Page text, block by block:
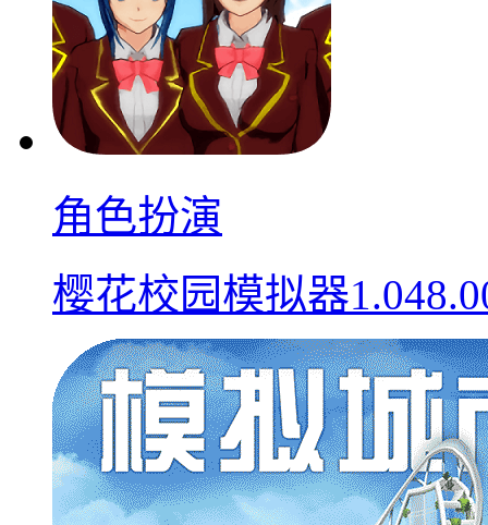
角色扮演
樱花校园模拟器